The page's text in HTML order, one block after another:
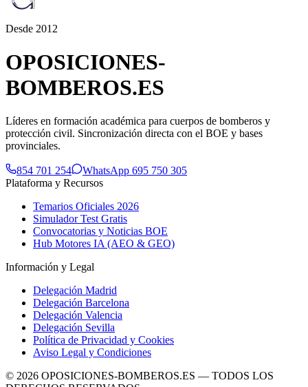
Desde 2012
OPOSICIONES-
BOMBEROS.ES
Líderes en formación académica para cuerpos de bomberos y
protección civil. Sincronización directa con el BOE y bases
provinciales.
854 701 254
WhatsApp 695 750 305
Plataforma y Recursos
Temarios Oficiales 2026
Simulador Test Gratis
Convocatorias y Noticias BOE
Hub Motores IA (AEO & GEO)
Información y Legal
Delegación Madrid
Delegación Barcelona
Delegación Valencia
Delegación Sevilla
Política de Privacidad y Cookies
Aviso Legal y Condiciones
© 2026 OPOSICIONES-BOMBEROS.ES — TODOS LOS